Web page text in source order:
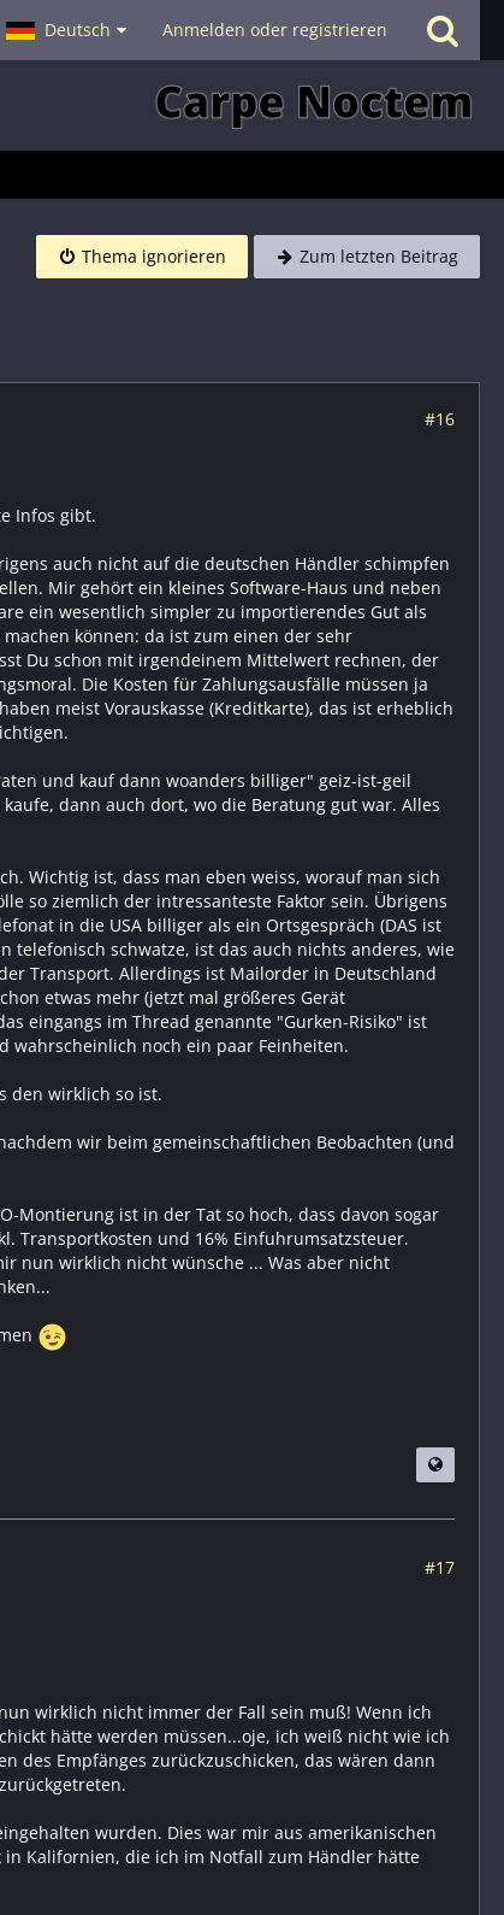
Hilfe
Deutsch Anmelden oder registrieren
Thema ignorieren Zum letzten Beitrag
#16
Infos gibt.
auch nicht auf die deutschen Händler schimpfen
Mir gehört ein kleines Software-Haus und neben
ein wesentlich simpler zu importierendes Gut als
können: da ist zum einen der sehr
Du schon mit irgendeinem Mittelwert rechnen, der
Die Kosten für Zahlungsausfälle müssen ja
meist Vorauskasse (Kreditkarte), das ist erheblich
und kauf dann woanders billiger" geiz-ist-geil
dann auch dort, wo die Beratung gut war. Alles
Wichtig ist, dass man eben weiss, worauf man sich
so ziemlich der intressanteste Faktor sein. Übrigens
in die USA billiger als ein Ortsgespräch (DAS ist
telefonisch schwatze, ist das auch nichts anderes, wie
Transport. Allerdings ist Mailorder in Deutschland
etwas mehr (jetzt mal größeres Gerät
eingangs im Thread genannte "Gurken-Risiko" ist
wahrscheinlich noch ein paar Feinheiten.
den wirklich so ist.
wir beim gemeinschaftlichen Beobachten (und
Montierung ist in der Tat so hoch, dass davon sogar
Transportkosten und 16% Einfuhrumsatzsteuer.
nun wirklich nicht wünsche ... Was aber nicht
#17
wirklich nicht immer der Fall sein muß! Wenn ich
hätte werden müssen...oje, ich weiß nicht wie ich
des Empfänges zurückzuschicken, das wären dann
wurden. Dies war mir aus amerikanischen
Kalifornien, die ich im Notfall zum Händler hätte